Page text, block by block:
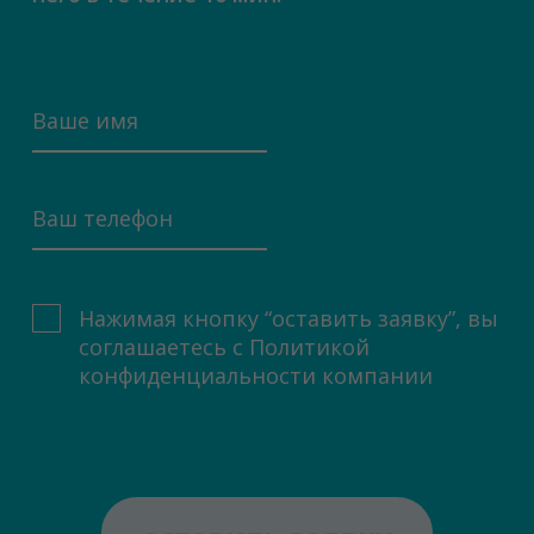
Нажимая кнопку “оставить заявку”, вы
соглашаетесь с Политикой
конфиденциальности компании